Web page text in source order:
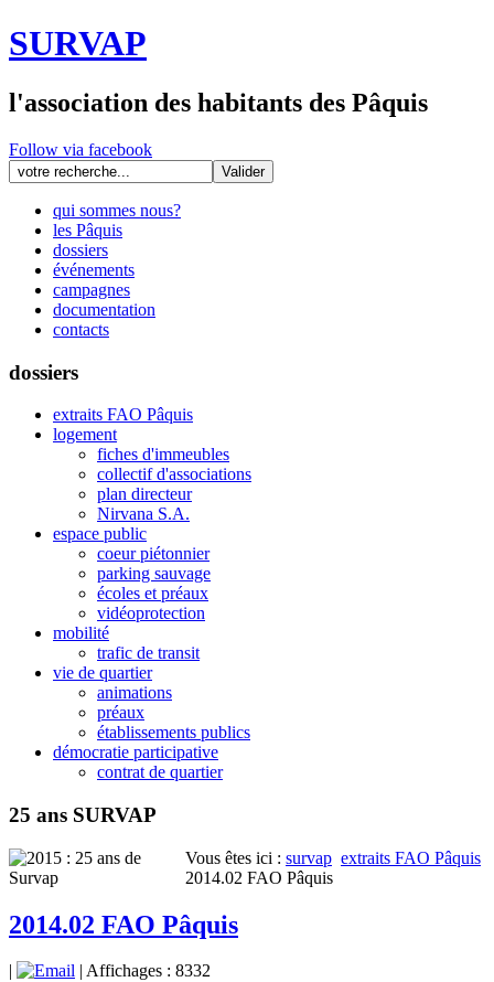
SURVAP
l'association des habitants des Pâquis
Follow via facebook
qui sommes nous?
les Pâquis
dossiers
événements
campagnes
documentation
contacts
dossiers
extraits FAO Pâquis
logement
fiches d'immeubles
collectif d'associations
plan directeur
Nirvana S.A.
espace public
coeur piétonnier
parking sauvage
écoles et préaux
vidéoprotection
mobilité
trafic de transit
vie de quartier
animations
préaux
établissements publics
démocratie participative
contrat de quartier
25 ans SURVAP
Vous êtes ici : survap extraits FAO Pâquis
2014.02 FAO Pâquis
2014.02 FAO Pâquis
| Affichages : 8332